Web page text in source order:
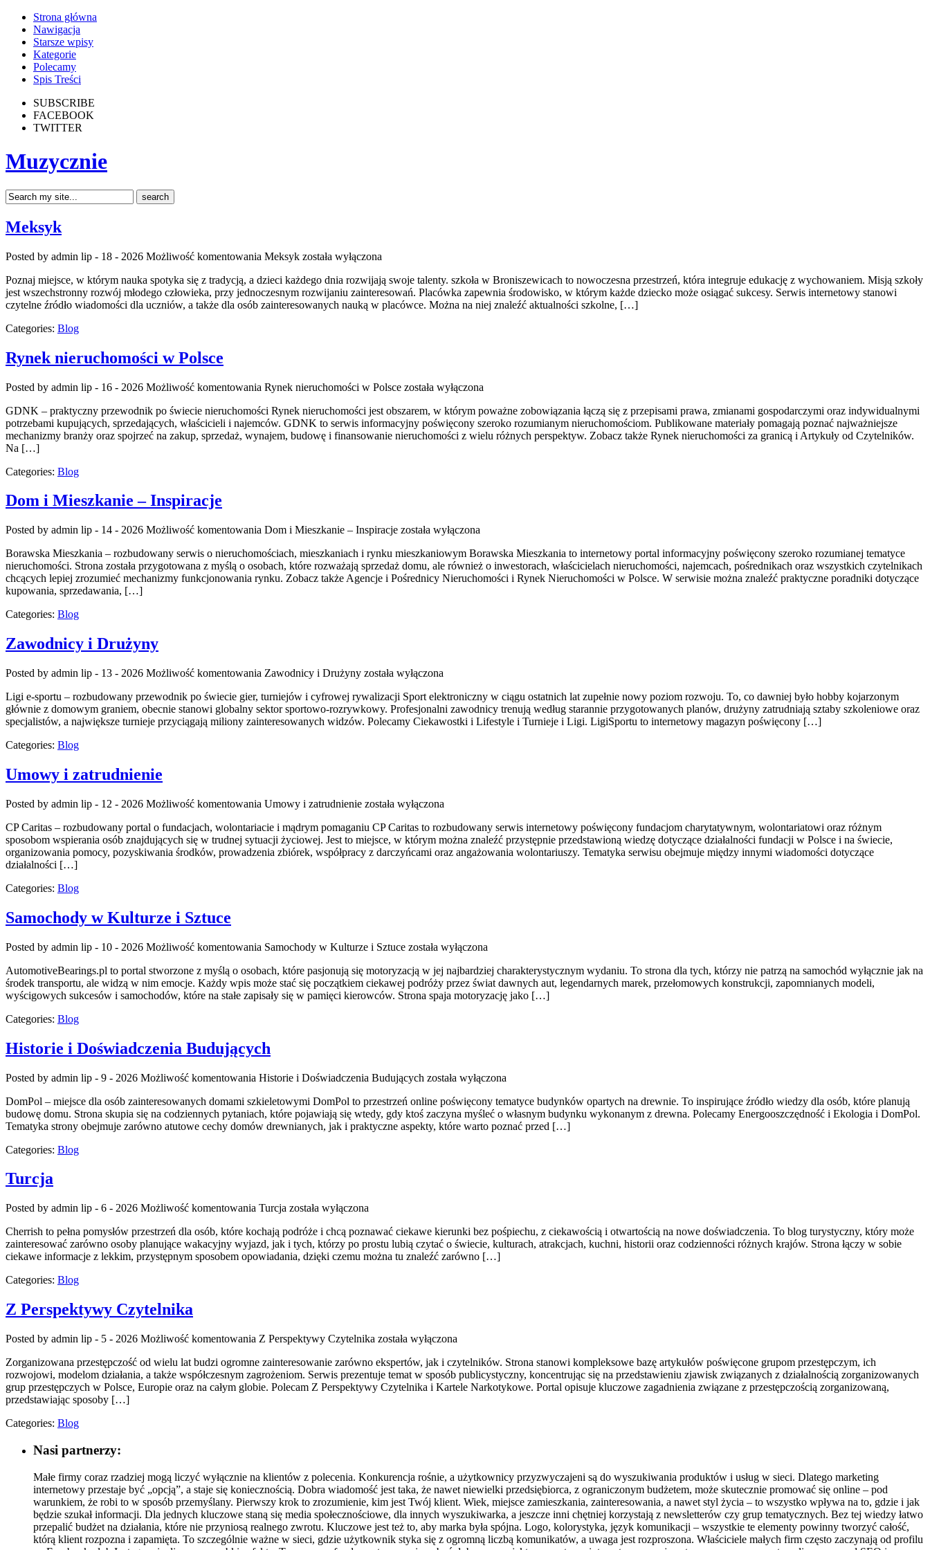
Strona główna
Nawigacja
Starsze wpisy
Kategorie
Polecamy
Spis Treści
SUBSCRIBE
FACEBOOK
TWITTER
Muzycznie
Meksyk
Posted by admin lip - 18 - 2026 Możliwość komentowania Meksyk została wyłączona
Poznaj miejsce, w którym nauka spotyka się z tradycją, a dzieci każdego dnia rozwijają swoje talenty. szkoła w Broniszewicach to nowoczesna przestrzeń, która integruje edukację z wychowaniem. Misją szkoły
jest wszechstronny rozwój młodego człowieka, przy jednoczesnym rozwijaniu zainteresowań. Placówka zapewnia środowisko, w którym każde dziecko może osiągać sukcesy. Serwis internetowy stanowi
czytelne źródło wiadomości dla uczniów, a także dla osób zainteresowanych nauką w placówce. Można na niej znaleźć aktualności szkolne, […]
Categories: Blog
Rynek nieruchomości w Polsce
Posted by admin lip - 16 - 2026 Możliwość komentowania Rynek nieruchomości w Polsce została wyłączona
GDNK – praktyczny przewodnik po świecie nieruchomości Rynek nieruchomości jest obszarem, w którym poważne zobowiązania łączą się z przepisami prawa, zmianami gospodarczymi oraz indywidualnymi
potrzebami kupujących, sprzedających, właścicieli i najemców. GDNK to serwis informacyjny poświęcony szeroko rozumianym nieruchomościom. Publikowane materiały pomagają poznać najważniejsze
mechanizmy branży oraz spojrzeć na zakup, sprzedaż, wynajem, budowę i finansowanie nieruchomości z wielu różnych perspektyw. Zobacz także Rynek nieruchomości za granicą i Artykuły od Czytelników.
Na […]
Categories: Blog
Dom i Mieszkanie – Inspiracje
Posted by admin lip - 14 - 2026 Możliwość komentowania Dom i Mieszkanie – Inspiracje została wyłączona
Borawska Mieszkania – rozbudowany serwis o nieruchomościach, mieszkaniach i rynku mieszkaniowym Borawska Mieszkania to internetowy portal informacyjny poświęcony szeroko rozumianej tematyce
nieruchomości. Strona została przygotowana z myślą o osobach, które rozważają sprzedaż domu, ale również o inwestorach, właścicielach nieruchomości, najemcach, pośrednikach oraz wszystkich czytelnikach
chcących lepiej zrozumieć mechanizmy funkcjonowania rynku. Zobacz także Agencje i Pośrednicy Nieruchomości i Rynek Nieruchomości w Polsce. W serwisie można znaleźć praktyczne poradniki dotyczące
kupowania, sprzedawania, […]
Categories: Blog
Zawodnicy i Drużyny
Posted by admin lip - 13 - 2026 Możliwość komentowania Zawodnicy i Drużyny została wyłączona
Ligi e-sportu – rozbudowany przewodnik po świecie gier, turniejów i cyfrowej rywalizacji Sport elektroniczny w ciągu ostatnich lat zupełnie nowy poziom rozwoju. To, co dawniej było hobby kojarzonym
głównie z domowym graniem, obecnie stanowi globalny sektor sportowo-rozrywkowy. Profesjonalni zawodnicy trenują według starannie przygotowanych planów, drużyny zatrudniają sztaby szkoleniowe oraz
specjalistów, a największe turnieje przyciągają miliony zainteresowanych widzów. Polecamy Ciekawostki i Lifestyle i Turnieje i Ligi. LigiSportu to internetowy magazyn poświęcony […]
Categories: Blog
Umowy i zatrudnienie
Posted by admin lip - 12 - 2026 Możliwość komentowania Umowy i zatrudnienie została wyłączona
CP Caritas – rozbudowany portal o fundacjach, wolontariacie i mądrym pomaganiu CP Caritas to rozbudowany serwis internetowy poświęcony fundacjom charytatywnym, wolontariatowi oraz różnym
sposobom wspierania osób znajdujących się w trudnej sytuacji życiowej. Jest to miejsce, w którym można znaleźć przystępnie przedstawioną wiedzę dotyczące działalności fundacji w Polsce i na świecie,
organizowania pomocy, pozyskiwania środków, prowadzenia zbiórek, współpracy z darczyńcami oraz angażowania wolontariuszy. Tematyka serwisu obejmuje między innymi wiadomości dotyczące
działalności […]
Categories: Blog
Samochody w Kulturze i Sztuce
Posted by admin lip - 10 - 2026 Możliwość komentowania Samochody w Kulturze i Sztuce została wyłączona
AutomotiveBearings.pl to portal stworzone z myślą o osobach, które pasjonują się motoryzacją w jej najbardziej charakterystycznym wydaniu. To strona dla tych, którzy nie patrzą na samochód wyłącznie jak na
środek transportu, ale widzą w nim emocje. Każdy wpis może stać się początkiem ciekawej podróży przez świat dawnych aut, legendarnych marek, przełomowych konstrukcji, zapomnianych modeli,
wyścigowych sukcesów i samochodów, które na stałe zapisały się w pamięci kierowców. Strona spaja motoryzację jako […]
Categories: Blog
Historie i Doświadczenia Budujących
Posted by admin lip - 9 - 2026 Możliwość komentowania Historie i Doświadczenia Budujących została wyłączona
DomPol – miejsce dla osób zainteresowanych domami szkieletowymi DomPol to przestrzeń online poświęcony tematyce budynków opartych na drewnie. To inspirujące źródło wiedzy dla osób, które planują
budowę domu. Strona skupia się na codziennych pytaniach, które pojawiają się wtedy, gdy ktoś zaczyna myśleć o własnym budynku wykonanym z drewna. Polecamy Energooszczędność i Ekologia i DomPol.
Tematyka strony obejmuje zarówno atutowe cechy domów drewnianych, jak i praktyczne aspekty, które warto poznać przed […]
Categories: Blog
Turcja
Posted by admin lip - 6 - 2026 Możliwość komentowania Turcja została wyłączona
Cherrish to pełna pomysłów przestrzeń dla osób, które kochają podróże i chcą poznawać ciekawe kierunki bez pośpiechu, z ciekawością i otwartością na nowe doświadczenia. To blog turystyczny, który może
zainteresować zarówno osoby planujące wakacyjny wyjazd, jak i tych, którzy po prostu lubią czytać o świecie, kulturach, atrakcjach, kuchni, historii oraz codzienności różnych krajów. Strona łączy w sobie
ciekawe informacje z lekkim, przystępnym sposobem opowiadania, dzięki czemu można tu znaleźć zarówno […]
Categories: Blog
Z Perspektywy Czytelnika
Posted by admin lip - 5 - 2026 Możliwość komentowania Z Perspektywy Czytelnika została wyłączona
Zorganizowana przestępczość od wielu lat budzi ogromne zainteresowanie zarówno ekspertów, jak i czytelników. Strona stanowi kompleksowe bazę artykułów poświęcone grupom przestępczym, ich
rozwojowi, modelom działania, a także współczesnym zagrożeniom. Serwis prezentuje temat w sposób publicystyczny, koncentrując się na przedstawieniu zjawisk związanych z działalnością zorganizowanych
grup przestępczych w Polsce, Europie oraz na całym globie. Polecam Z Perspektywy Czytelnika i Kartele Narkotykowe. Portal opisuje kluczowe zagadnienia związane z przestępczością zorganizowaną,
przedstawiając sposoby […]
Categories: Blog
Nasi partnerzy:
Małe firmy coraz rzadziej mogą liczyć wyłącznie na klientów z polecenia. Konkurencja rośnie, a użytkownicy przyzwyczajeni są do wyszukiwania produktów i usług w sieci. Dlatego marketing
internetowy przestaje być „opcją”, a staje się koniecznością. Dobra wiadomość jest taka, że nawet niewielki przedsiębiorca, z ograniczonym budżetem, może skutecznie promować się online – pod
warunkiem, że robi to w sposób przemyślany. Pierwszy krok to zrozumienie, kim jest Twój klient. Wiek, miejsce zamieszkania, zainteresowania, a nawet styl życia – to wszystko wpływa na to, gdzie i jak
będzie szukał informacji. Dla jednych kluczowe staną się media społecznościowe, dla innych wyszukiwarka, a jeszcze inni chętniej korzystają z newsletterów czy grup tematycznych. Bez tej wiedzy łatwo
przepalić budżet na działania, które nie przyniosą realnego zwrotu. Kluczowe jest też to, aby marka była spójna. Logo, kolorystyka, język komunikacji – wszystkie te elementy powinny tworzyć całość,
którą klient rozpozna i zapamięta. To szczególnie ważne w sieci, gdzie użytkownik styka się z ogromną liczbą komunikatów, a uwaga jest rozproszona. Właściciele małych firm często zaczynają od profilu